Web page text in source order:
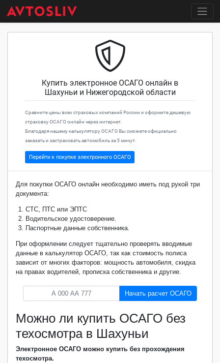
Купить электронное ОСАГО онлайн в
Шахуньи и Нижегородской области
Сравните цены всех страховых компаний России и оформите дешевую
страховку ОСАГО онлайн через интернет.
Благодаря нашему калькулятору ОСАГО Вы сможете официально
заказать и застраховать автомобиль за 5 минут.
Перейти к покупке электронного ОСАГО
Для покупки ОСАГО онлайн необходимо иметь под рукой три
документа:
СТС, ПТС или ЭПТС
Водительское удостоверение.
Паспортные данные собственника.
При оформлении следует тщательно проверять вводимые
данные в калькулятор ОСАГО, так как стоимость полиса
зависит от многих факторов: мощность автомобиля, скидка
на правах водителей, прописка собственника и другие.
Начать расчет ОСАГО
Можно ли купить ОСАГО без
техосмотра в Шахуньи
Электронное ОСАГО можно купить без прохождения
техосмотра.